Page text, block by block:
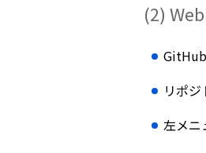
(2)
GitHub
リポ
左メニ